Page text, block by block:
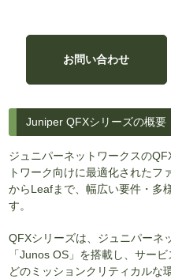
お問い合わせ
Juniper QFXシリーズの概要
ジュニパーネットワークスの
トワーク向けに最適化されたフ
からLeafまで、幅広い要件・多
す。
QFXシリーズは、ジュニパーネ
「Junos OS」を搭載し、サー
どのミッションクリティカルな